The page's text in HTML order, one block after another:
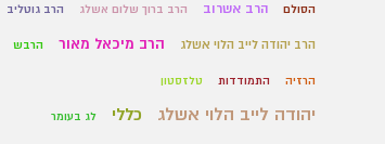
הסולם הרב אשרוב הרב ברוך שלום אשלג הרב גוטליב
הרב יהודה לייב הלוי אשלג הרב מיכאל מאור הרבש
הרזיה התמודדות טלזסטון
יהודה לייב הלוי אשלג כללי לג בעומר